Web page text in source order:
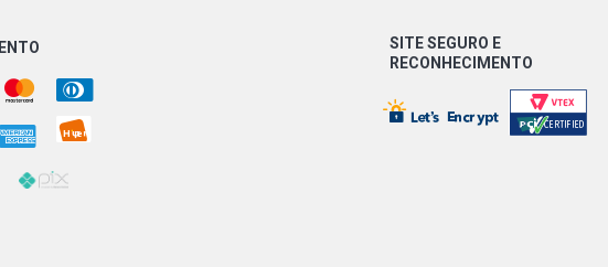
FLEX (2010 - 2010)
SITE SEGURO E
RECONHECIMENTO